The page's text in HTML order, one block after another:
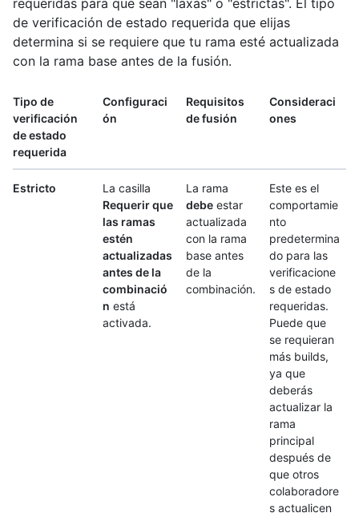
requeridas para que sean "laxas" o "estrictas". El tipo
de verificación de estado requerida que elijas
determina si se requiere que tu rama esté actualizada
con la rama base antes de la fusión.
Tipo de
verificación
de estado
requerida
Configuraci
ón
Requisitos
de fusión
Consideraci
ones
Estricto
La casilla
Requerir que
las ramas
estén
actualizadas
antes de la
combinació
n está
activada.
La rama
debe estar
actualizada
con la rama
base antes
de la
combinación.
Este es el
comportamie
nto
predetermina
do para las
verificacione
s de estado
requeridas.
Puede que
se requieran
más builds,
ya que
deberás
actualizar la
rama
principal
después de
que otros
colaboradore
s actualicen